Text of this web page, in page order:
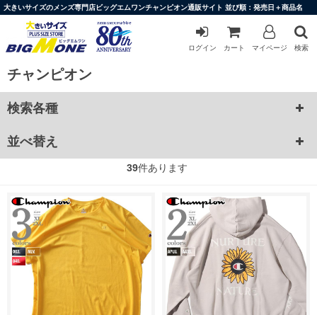
大きいサイズのメンズ専門店ビッグエムワンチャンピオン通販サイト 並び順：発売日＋商品名
ログイン カート マイページ 検索
チャンピオン
検索各種
並べ替え
39件あります